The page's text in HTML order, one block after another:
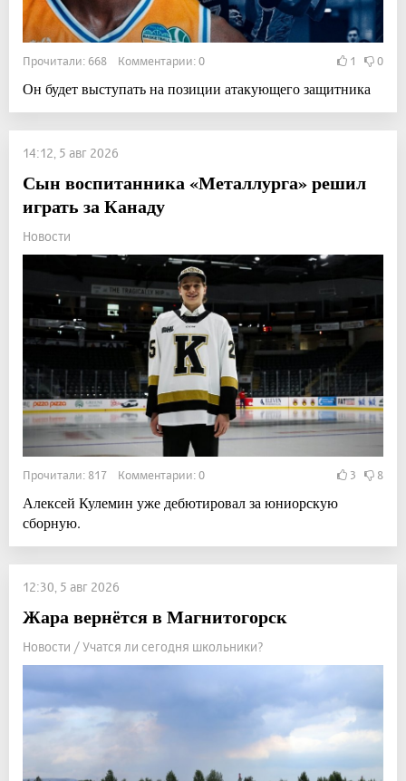
Прочитали: 668 Комментарии: 0 1 0
Он будет выступать на позиции атакующего защитника
14:12, 5 авг 2026
Сын воспитанника «Металлурга» решил
играть за Канаду
Новости
Прочитали: 817 Комментарии: 0 3 8
Алексей Кулемин уже дебютировал за юниорскую
сборную.
12:30, 5 авг 2026
Жара вернётся в Магнитогорск
Новости / Учатся ли сегодня школьники?